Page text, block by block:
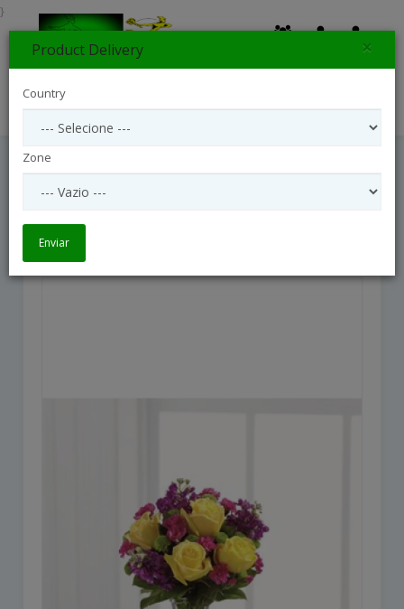
Happy Times Bouquet
}
Product Delivery ×
Country
Zone
Enviar